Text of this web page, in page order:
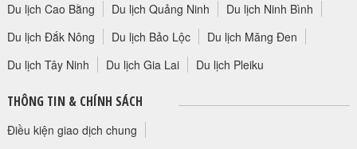
Du lịch Cao Bằng Du lịch Quảng Ninh
Du lịch Ninh Bình
Du lịch Đắk Nông
Du lịch Bảo Lộc
Du lịch Măng Đen
Du lịch Tây Ninh
Du lịch Gia Lai Du lịch Pleiku
THÔNG TIN & CHÍNH SÁCH
Điều kiện giao dịch chung